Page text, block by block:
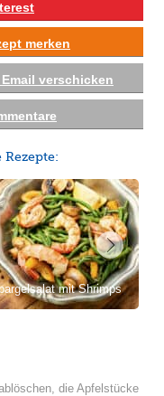
merken
verschicken
mit Shrimps
die Apfelstücke